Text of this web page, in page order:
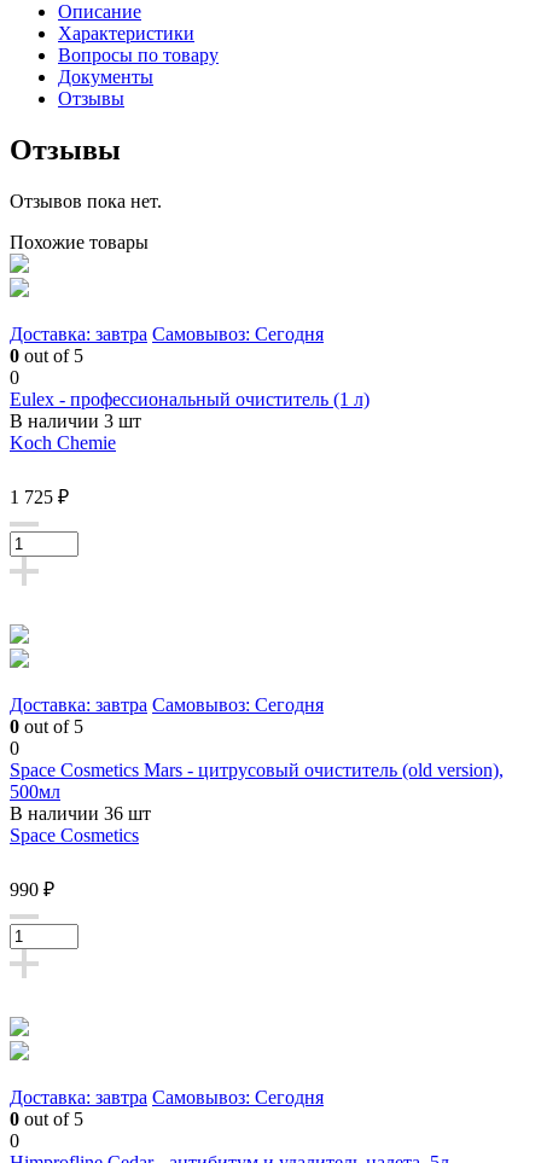
Описание
Характеристики
Вопросы по товару
Документы
Отзывы
Отзывы
Отзывов пока нет.
Похожие товары
Доставка: завтра Самовывоз: Сегодня
0 out of 5
0
Eulex - профессиональный очиститель (1 л)
В наличии 3 шт
Koch Chemie
1 725 ₽
Доставка: завтра Самовывоз: Сегодня
0 out of 5
0
Space Cosmetics Mars - цитрусовый очиститель (old version),
500мл
В наличии 36 шт
Space Cosmetics
990 ₽
Доставка: завтра Самовывоз: Сегодня
0 out of 5
0